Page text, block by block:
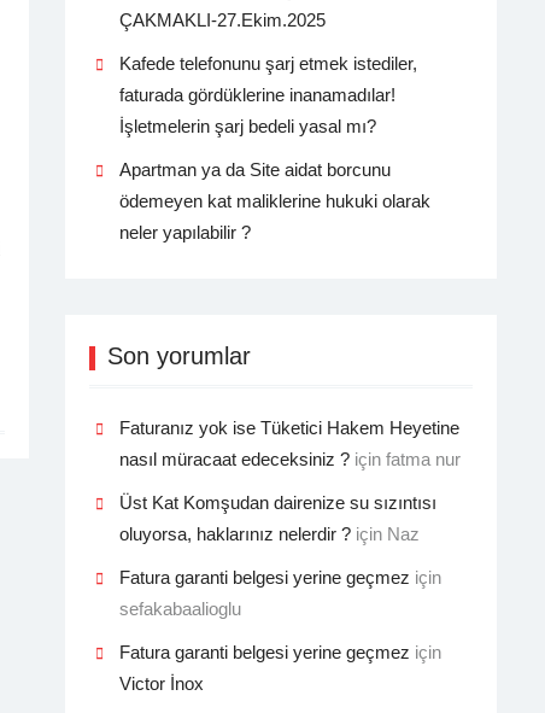
ÇAKMAKLI-27.Ekim.2025
Kafede telefonunu şarj etmek istediler,
faturada gördüklerine inanamadılar!
İşletmelerin şarj bedeli yasal mı?
Apartman ya da Site aidat borcunu
ödemeyen kat maliklerine hukuki olarak
neler yapılabilir ?
Son yorumlar
Faturanız yok ise Tüketici Hakem Heyetine
nasıl müracaat edeceksiniz ?için fatma nur
Üst Kat Komşudan dairenize su sızıntısı
oluyorsa, haklarınız nelerdir ?için Naz
Fatura garanti belgesi yerine geçmez için
sefakabaalioglu
Fatura garanti belgesi yerine geçmez için
Victor İnox